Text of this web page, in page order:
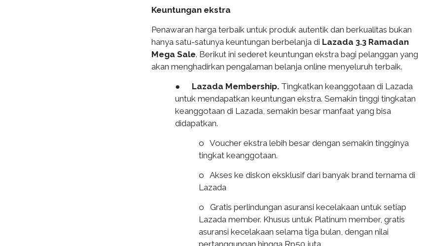
Keuntungan ekstra
Penawaran harga terbaik untuk produk autentik dan berkualitas bukan
hanya satu-satunya keuntungan berbelanja di Lazada 3.3 Ramadan
Mega Sale. Berikut ini sederet keuntungan ekstra bagi pelanggan yang
akan menghadirkan pengalaman belanja online menyeluruh terbaik.
● Lazada Membership. Tingkatkan keanggotaan di Lazada
untuk mendapatkan keuntungan ekstra. Semakin tinggi tingkatan
keanggotaan di Lazada, semakin besar manfaat yang bisa
didapatkan.
o Voucher ekstra lebih besar dengan semakin tingginya
tingkat keanggotaan.
o Akses ke diskon eksklusif dari banyak brand ternama di
Lazada
o Gratis perlindungan asuransi kecelakaan untuk setiap
Lazada member. Khusus untuk Platinum member, gratis
asuransi kecelakaan selama tiga bulan, dengan nilai
pertanggungan hingga Rp50 juta.